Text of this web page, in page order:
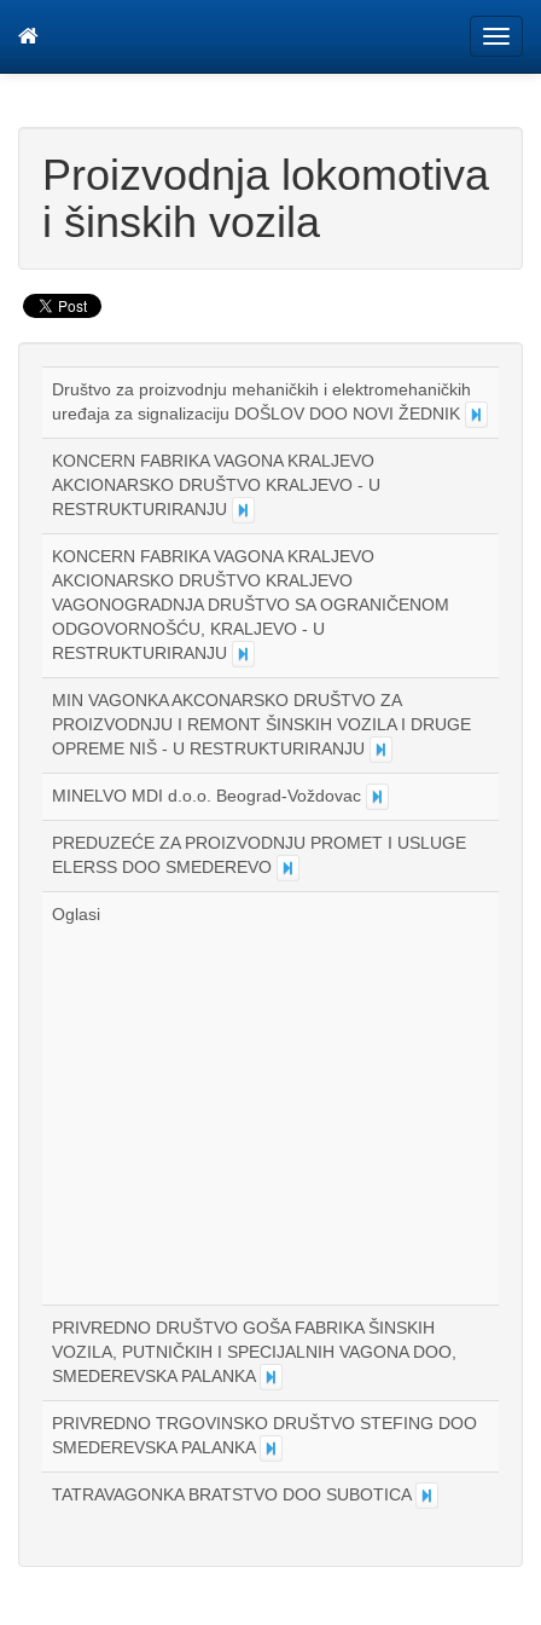
Proizvodnja lokomotiva
i šinskih vozila
Društvo za proizvodnju mehaničkih i elektromehaničkih
uređaja za signalizaciju DOŠLOV DOO NOVI ŽEDNIK
KONCERN FABRIKA VAGONA KRALJEVO
AKCIONARSKO DRUŠTVO KRALJEVO - U
RESTRUKTURIRANJU
KONCERN FABRIKA VAGONA KRALJEVO
AKCIONARSKO DRUŠTVO KRALJEVO
VAGONOGRADNJA DRUŠTVO SA OGRANIČENOM
ODGOVORNOŠĆU, KRALJEVO - U
RESTRUKTURIRANJU
MIN VAGONKA AKCONARSKO DRUŠTVO ZA
PROIZVODNJU I REMONT ŠINSKIH VOZILA I DRUGE
OPREME NIŠ - U RESTRUKTURIRANJU
MINELVO MDI d.o.o. Beograd-Voždovac
PREDUZEĆE ZA PROIZVODNJU PROMET I USLUGE
ELERSS DOO SMEDEREVO
Oglasi
PRIVREDNO DRUŠTVO GOŠA FABRIKA ŠINSKIH
VOZILA, PUTNIČKIH I SPECIJALNIH VAGONA DOO,
SMEDEREVSKA PALANKA
PRIVREDNO TRGOVINSKO DRUŠTVO STEFING DOO
SMEDEREVSKA PALANKA
TATRAVAGONKA BRATSTVO DOO SUBOTICA